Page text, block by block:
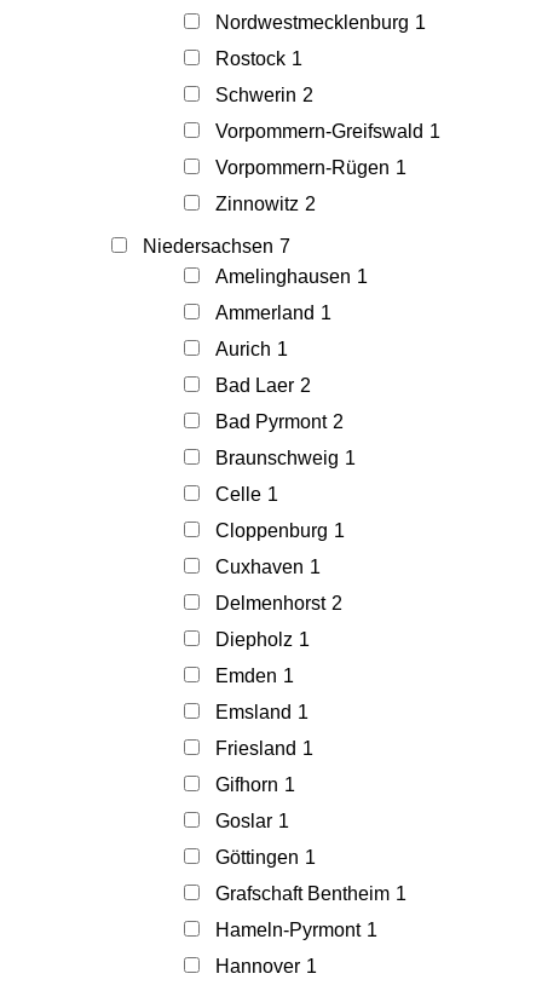
Nordwestmecklenburg 1
Rostock 1
Schwerin 2
Vorpommern-Greifswald 1
Vorpommern-Rügen 1
Zinnowitz 2
Niedersachsen 7
Amelinghausen 1
Ammerland 1
Aurich 1
Bad Laer 2
Bad Pyrmont 2
Braunschweig 1
Celle 1
Cloppenburg 1
Cuxhaven 1
Delmenhorst 2
Diepholz 1
Emden 1
Emsland 1
Friesland 1
Gifhorn 1
Goslar 1
Göttingen 1
Grafschaft Bentheim 1
Hameln-Pyrmont 1
Hannover 1